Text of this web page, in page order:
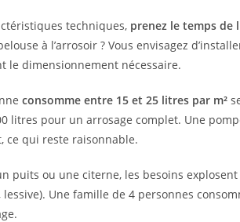
techniques, prenez le temps de
à l’arrosoir ? Vous envisagez
le dimensionnement nécessaire.
consomme entre 15 et 25 litres par m²
litres pour un arrosage complet. Une
ce qui reste raisonnable.
puits ou une citerne, les besoins
lessive). Une famille de 4 personnes